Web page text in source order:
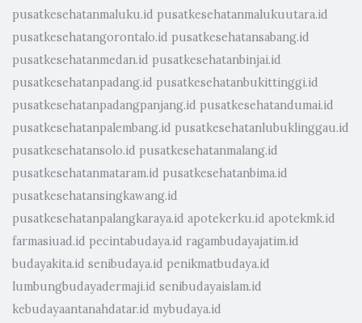
pusatkesehatanmaluku.id pusatkesehatanmalukuutara.id
pusatkesehatangorontalo.id pusatkesehatansabang.id
pusatkesehatanmedan.id pusatkesehatanbinjai.id
pusatkesehatanpadang.id pusatkesehatanbukittinggi.id
pusatkesehatanpadangpanjang.id pusatkesehatandumai.id
pusatkesehatanpalembang.id pusatkesehatanlubuklinggau.id
pusatkesehatansolo.id pusatkesehatanmalang.id
pusatkesehatanmataram.id pusatkesehatanbima.id
pusatkesehatansingkawang.id
pusatkesehatanpalangkaraya.id apotekerku.id apotekmk.id
farmasiuad.id pecintabudaya.id ragambudayajatim.id
budayakita.id senibudaya.id penikmatbudaya.id
lumbungbudayadermaji.id senibudayaislam.id
kebudayaantanahdatar.id mybudaya.id